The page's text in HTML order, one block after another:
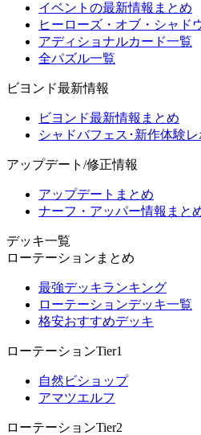
イベントの最新情報まとめ
ヒーローズ・オブ・シャド
アディショナルカード一覧
全パズル一覧
ビヨンド最新情報
ビヨンド最新情報まとめ
シャドバフェス･新作体験レ
アップデート/修正情報
アップデートまとめ
ナーフ・アッパー情報まと
デッキ一覧
ローテーションまとめ
最強デッキランキング
ローテーションデッキ一覧
格安おすすめデッキ
ローテーションTier1
自然ビショップ
アマツエルフ
ローテーションTier2